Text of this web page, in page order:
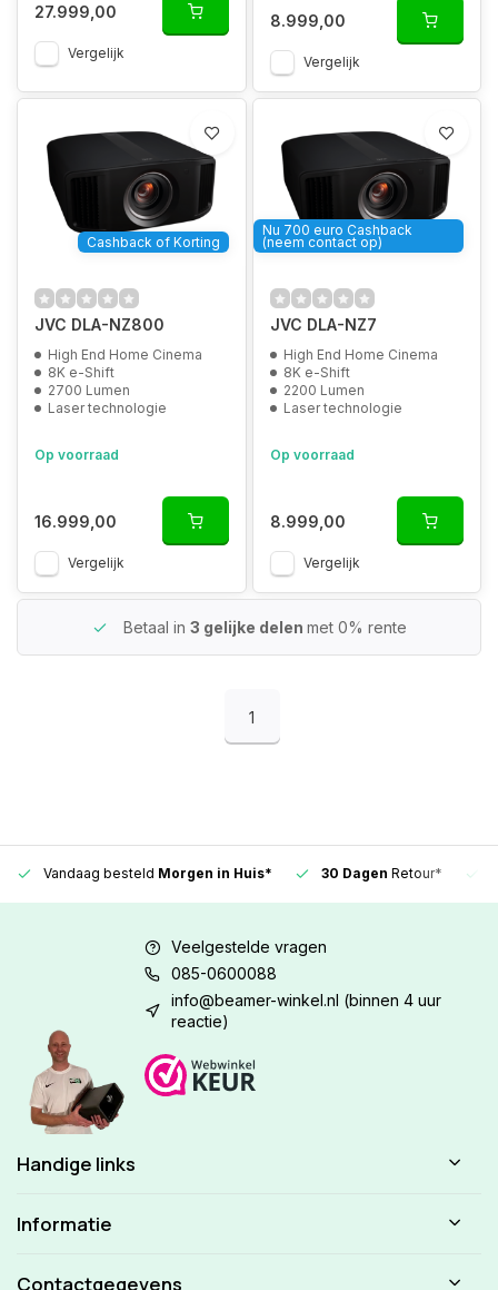
27.999,00
Vergelijk
8.999,00
Vergelijk
Cashback of Korting
JVC DLA-NZ800
High End Home Cinema
8K e-Shift
2700 Lumen
Laser technologie
Op voorraad
16.999,00
Vergelijk
Nu 700 euro Cashback
(neem contact op)
JVC DLA-NZ7
High End Home Cinema
8K e-Shift
2200 Lumen
Laser technologie
Op voorraad
8.999,00
Vergelijk
Betaal in 3 gelijke delen met 0% rente
1
Vandaag besteld Morgen in Huis* 30 Dagen Retour*
Veelgestelde vragen
085-0600088
info@beamer-winkel.nl (binnen 4 uur
reactie)
Handige links
Informatie
Contactgegevens